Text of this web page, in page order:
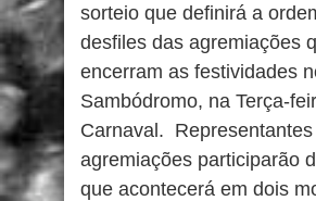
sorteio que definirá a
desfiles das agremiações
encerram as festividades
Sambódromo, na Terça-
Carnaval.
agremiações participarão
que acontecerá em dois